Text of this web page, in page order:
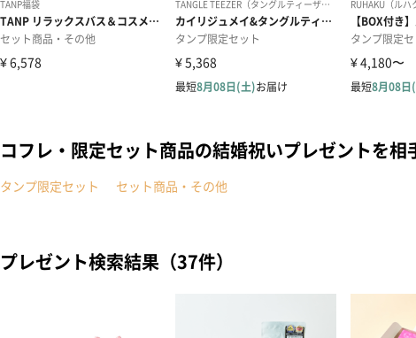
コフレ・限定セット商品の結婚祝いプレゼントを
タンプ限定セット セット商品・その他
プレゼント検索結果（37件）